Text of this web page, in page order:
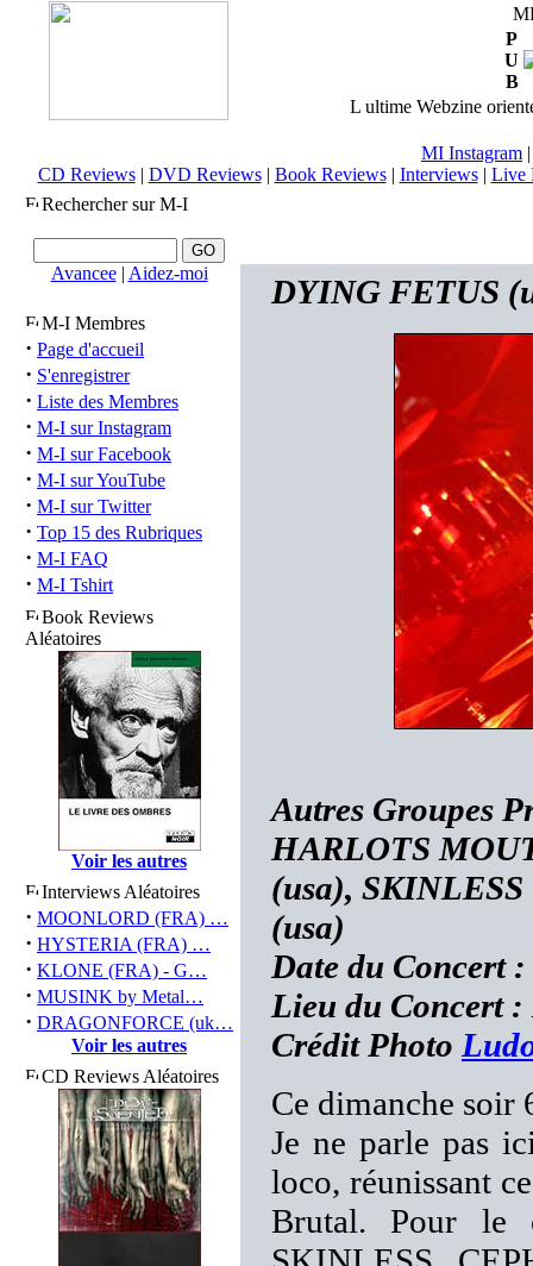
P
U
B
L ultime Webzine
MI Instagram
CD Reviews| DVD Reviews| Book Reviews| Interviews| Live
Rechercher sur M-I
Avancee| Aidez-moi
M-I Membres
· Page d'accueil
· S'enregistrer
· Liste des Membres
· M-I sur Instagram
· M-I sur Facebook
· M-I sur YouTube
· M-I sur Twitter
· Top 15 des Rubriques
· M-I FAQ
· M-I Tshirt
Book Reviews
Aléatoires
Voir les autres
Interviews Aléatoires
· MOONLORD (FRA) …
· HYSTERIA (FRA) …
· KLONE (FRA) - G…
· MUSINK by Metal…
· DRAGONFORCE (uk…
Voir les autres
CD Reviews Aléatoires
DYING FETUS
Autres Groupes
HARLOTS
(usa),
(usa)
Date du Concert
Lieu du Concert
Crédit Photo
Ce dimanche
Je ne parle pas
loco, réunissant
Brutal. Pour le